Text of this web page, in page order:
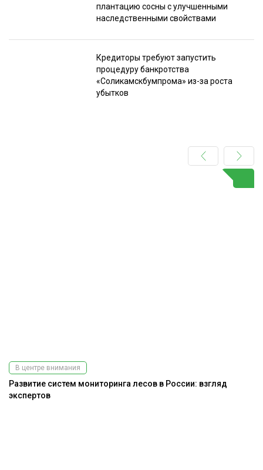
плантацию сосны с улучшенными
наследственными свойствами
Кредиторы требуют запустить
процедуру банкротства
«Соликамскбумпрома» из-за роста
убытков
В центре внимания
Развитие систем мониторинга лесов в России: взгляд
экспертов